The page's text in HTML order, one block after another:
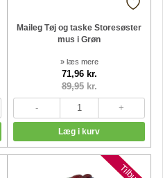
Maileg Tøj og taske Storesøster
mus i Grøn
» læs mere
71,96 kr.
89,95kr.